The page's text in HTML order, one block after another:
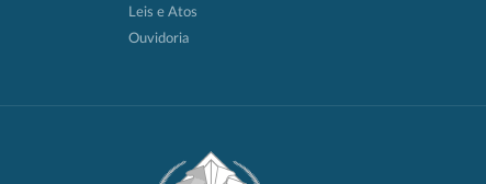
Leis e Atos
Ouvidoria